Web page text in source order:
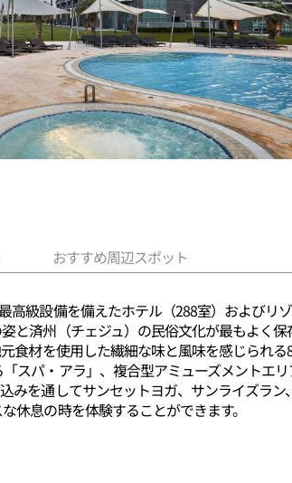
おすすめ周辺スポット
級設備を備えたホテル（288室）およびリ
と済州（チェジュ）の民俗文化が最もよく
食材を使用した繊細な味と風味を感じられ
スパ・アラ」、複合型アミューズメントエ
みを通してサンセットヨガ、サンライズラ
休息の時を体験することができます。